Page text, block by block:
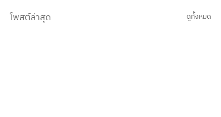
โพสต์ล่าสุด ดูทั้งหมด